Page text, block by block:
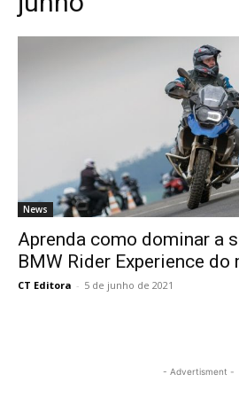
News
Aprenda como dominar a
BMW Rider Experience do
CT Editora - 5 de junho de 2021
- Advertisment -